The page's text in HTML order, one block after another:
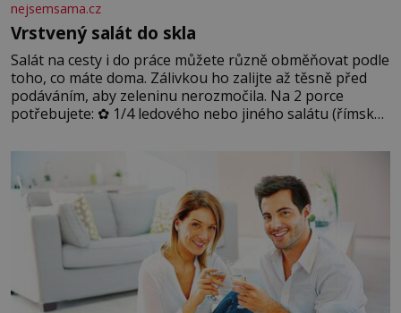
nejsemsama.cz
Vrstvený salát do skla
Salát na cesty i do práce můžete různě obměňovat podle
toho, co máte doma. Zálivkou ho zalijte až těsně před
podáváním, aby zeleninu nerozmočila. Na 2 porce
potřebujete: ✿ 1/4 ledového nebo jiného salátu (římský
okurky ✿ 2 rajčata Zálivka: ✿ 4 lžíce olivového oleje ✿ 1
lžíci citronové šťávy ✿ ½ stroužku